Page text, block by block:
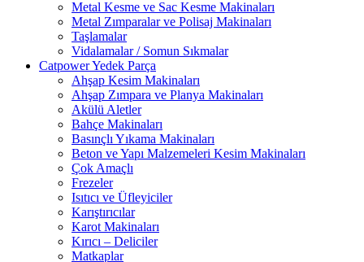
Metal Kesme ve Sac Kesme Makinaları
Metal Zımparalar ve Polisaj Makinaları
Taşlamalar
Vidalamalar / Somun Sıkmalar
Catpower Yedek Parça
Ahşap Kesim Makinaları
Ahşap Zımpara ve Planya Makinaları
Akülü Aletler
Bahçe Makinaları
Basınçlı Yıkama Makinaları
Beton ve Yapı Malzemeleri Kesim Makinaları
Çok Amaçlı
Frezeler
Isıtıcı ve Üfleyiciler
Karıştırıcılar
Karot Makinaları
Kırıcı – Deliciler
Matkaplar